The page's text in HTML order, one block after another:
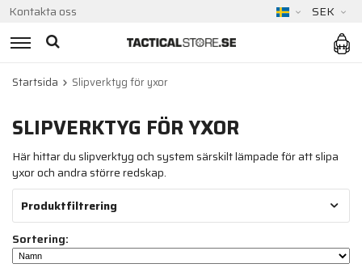
Kontakta oss SEK
Startsida Slipverktyg för yxor
SLIPVERKTYG FÖR YXOR
Här hittar du slipverktyg och system särskilt lämpade för att slipa
yxor och andra större redskap.
Produktfiltrering
Sortering: